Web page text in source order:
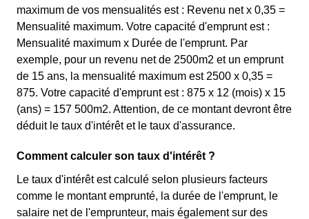
maximum de vos mensualités est : Revenu net x 0,35 =
Mensualité maximum. Votre capacité d'emprunt est :
Mensualité maximum x Durée de l'emprunt. Par
exemple, pour un revenu net de 2500m2 et un emprunt
de 15 ans, la mensualité maximum est 2500 x 0,35 =
875. Votre capacité d'emprunt est : 875 x 12 (mois) x 15
(ans) = 157 500m2. Attention, de ce montant devront être
déduit le taux d'intérêt et le taux d'assurance.
Comment calculer son taux d'intérêt ?
Le taux d'intérêt est calculé selon plusieurs facteurs
comme le montant emprunté, la durée de l'emprunt, le
salaire net de l'emprunteur, mais également sur des